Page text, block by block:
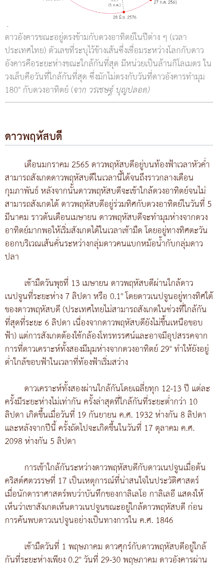
ดาวอังคารขณะอยู่ตรงข้ามกับดวงอาทิตย์ในปีต่าง ๆ (เวลา
ประเทศไทย) ตัวเลขที่ระบุไว้ข้างเส้นซึ่งเชื่อมระหว่างโลกกับดาว
อังคารคือระยะห่างขณะใกล้กันที่สุด มีหน่วยเป็นล้านกิโลเมตร ใน
วงเล็บคือวันที่ใกล้กันที่สุด ซึ่งมักไม่ตรงกับวันที่ดาวอังคารทำมุม
180° กับดวงอาทิตย์ (จาก วรเชษฐ์ บุญปลอด)
ดาวพฤหัสบดี
เดือนมกราคม 2565 ดาวพฤหัสบดีอยู่บนท้องฟ้าเวลาหัวค่ำ
สามารถสังเกตดาวพฤหัสบดีในเวลานี้ได้จนถึงราวกลางเดือน
กุมภาพันธ์ หลังจากนั้นดาวพฤหัสบดีจะเข้าใกล้ดวงอาทิตย์จนไม่
สามารถสังเกตได้ ดาวพฤหัสบดีอยู่ร่วมทิศกับดวงอาทิตย์ในวันที่ 5
มีนาคม ราวต้นเดือนเมษายน ดาวพฤหัสบดีจะทำมุมห่างจากดวง
อาทิตย์มากพอให้เริ่มสังเกตได้ในเวลาเช้ามืด โดยอยู่ทางทิศตะวัน
ออกบริเวณเส้นคั่นระหว่างกลุ่มดาวคนแบกหม้อน้ำกับกลุ่มดาว
ปลา
เช้ามืดวันพุธที่ 13 เมษายน ดาวพฤหัสบดีผ่านใกล้ดาว
เนปจูนที่ระยะห่าง 7 ลิปดา หรือ 0.1° โดยดาวเนปจูนอยู่ทางทิศใต้
ของดาวพฤหัสบดี (ประเทศไทยไม่สามารถสังเกตในช่วงที่ใกล้กัน
ที่สุดที่ระยะ 6 ลิปดา เนื่องจากดาวพฤหัสบดียังไม่ขึ้นเหนือขอบ
ฟ้า) แต่การสังเกตต้องใช้กล้องโทรทรรศน์และอาจมีอุปสรรคจาก
การที่ดาวเคราะห์ทั้งสองมีมุมห่างจากดวงอาทิตย์ 29° ทำให้ยังอยู่
ต่ำใกล้ขอบฟ้าในเวลาที่ท้องฟ้าเริ่มสว่าง
ดาวเคราะห์ทั้งสองผ่านใกล้กันโดยเฉลี่ยทุก 12-13 ปี แต่ละ
ครั้งมีระยะห่างไม่เท่ากัน ครั้งล่าสุดที่ใกล้กันที่ระยะต่ำกว่า 10
ลิปดา เกิดขึ้นเมื่อวันที่ 19 กันยายน ค.ศ. 1932 ห่างกัน 8 ลิปดา
และหลังจากปีนี้ ครั้งถัดไปจะเกิดขึ้นในวันที่ 17 ตุลาคม ค.ศ.
2098 ห่างกัน 5 ลิปดา
การเข้าใกล้กันระหว่างดาวพฤหัสบดีกับดาวเนปจูนเมื่อต้น
คริสต์ศตวรรษที่ 17 เป็นเหตุการณ์ที่น่าสนใจในประวัติศาสตร์
เมื่อนักดาราศาสตร์พบว่าบันทึกของกาลิเลโอ กาลิเลอี แสดงให้
เห็นว่าเขาสังเกตเห็นดาวเนปจูนขณะอยู่ใกล้ดาวพฤหัสบดี ก่อน
การค้นพบดาวเนปจูนอย่างเป็นทางการใน ค.ศ. 1846
เช้ามืดวันที่ 1 พฤษภาคม ดาวศุกร์กับดาวพฤหัสบดีอยู่ใกล้
กันที่ระยะห่างเพียง 0.2° วันที่ 29-30 พฤษภาคม ดาวอังคารผ่าน